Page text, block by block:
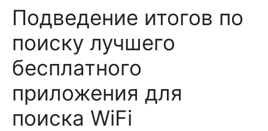
Подведение итогов по
поиску лучшего
бесплатного
приложения для
поиска WiFi